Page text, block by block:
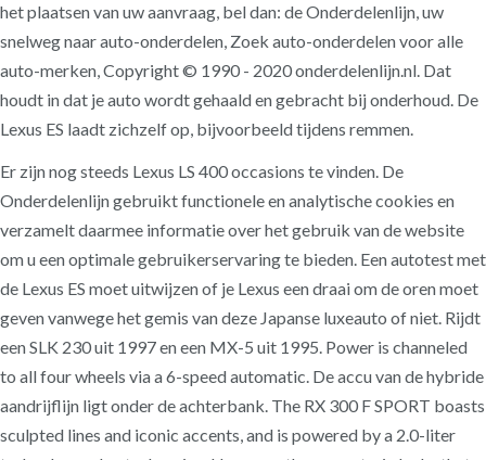
het plaatsen van uw aanvraag, bel dan: de Onderdelenlijn, uw
snelweg naar auto-onderdelen, Zoek auto-onderdelen voor alle
auto-merken, Copyright © 1990 - 2020 onderdelenlijn.nl. Dat
houdt in dat je auto wordt gehaald en gebracht bij onderhoud. De
Lexus ES laadt zichzelf op, bijvoorbeeld tijdens remmen.
Er zijn nog steeds Lexus LS 400 occasions te vinden. De
Onderdelenlijn gebruikt functionele en analytische cookies en
verzamelt daarmee informatie over het gebruik van de website
om u een optimale gebruikerservaring te bieden. Een autotest met
de Lexus ES moet uitwijzen of je Lexus een draai om de oren moet
geven vanwege het gemis van deze Japanse luxeauto of niet. Rijdt
een SLK 230 uit 1997 en een MX-5 uit 1995. Power is channeled
to all four wheels via a 6-speed automatic. De accu van de hybride
aandrijflijn ligt onder de achterbank. The RX 300 F SPORT boasts
sculpted lines and iconic accents, and is powered by a 2.0-liter